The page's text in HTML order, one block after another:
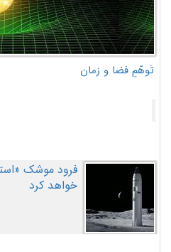
تَوهّمِ فضا و زمان
فرود موشک
خواهد کرد